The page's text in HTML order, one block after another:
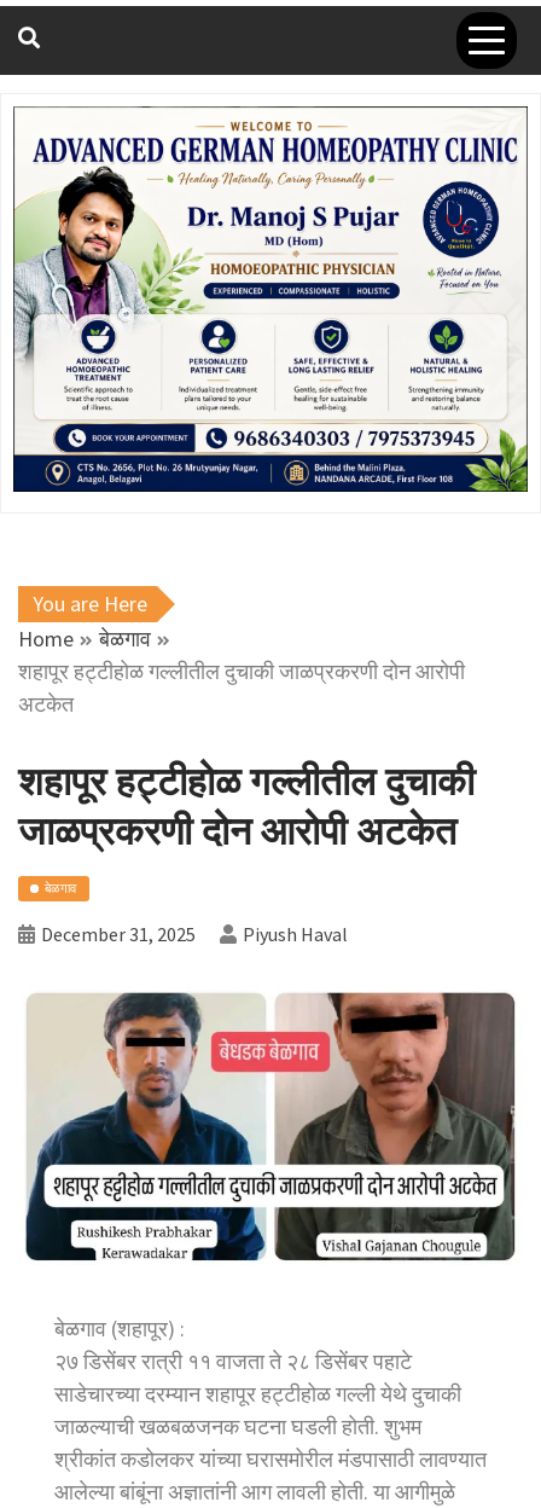
You are Here
Home
बेळगाव
शहापूर हट्टीहोळ गल्लीतील दुचाकी जाळप्रकरणी दोन आरोपी
अटकेत
शहापूर हट्टीहोळ गल्लीतील दुचाकी
जाळप्रकरणी दोन आरोपी अटकेत
बेळगाव
December 31, 2025 Piyush Haval
बेळगाव (शहापूर) :
२७ डिसेंबर रात्री ११ वाजता ते २८ डिसेंबर पहाटे
साडेचारच्या दरम्यान शहापूर हट्टीहोळ गल्ली येथे दुचाकी
जाळल्याची खळबळजनक घटना घडली होती. शुभम
श्रीकांत कडोलकर यांच्या घरासमोरील मंडपासाठी लावण्यात
आलेल्या बांबूंना अज्ञातांनी आग लावली होती. या आगीमुळे